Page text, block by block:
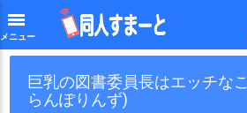
menu
巨乳の図書委員長はエッチな
らんぽりんず)